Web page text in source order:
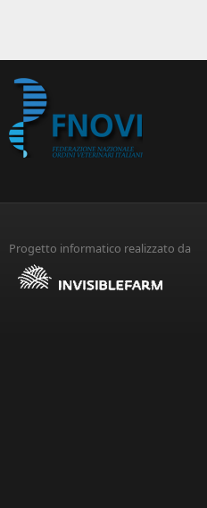
Progetto informatico realizzato da